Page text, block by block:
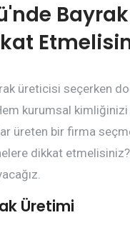
üreticisi seçerken
kurumsal
üreten bir firma
dikkat etmelisiniz?
Üretimi